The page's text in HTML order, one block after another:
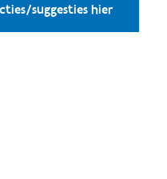
suggesties hier